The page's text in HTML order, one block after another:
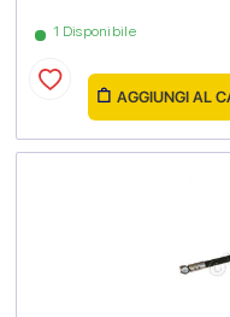
1 Disponibile
AGGIUNGI AL